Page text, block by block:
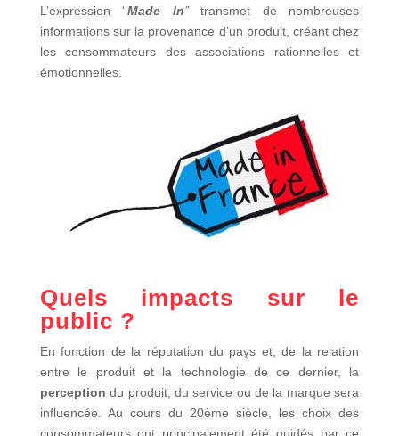
L’expression ‘’Made In’’ transmet de nombreuses
informations sur la provenance d’un produit, créant chez
les consommateurs des associations rationnelles et
émotionnelles.
Quels impacts sur le
public ?
En fonction de la réputation du pays et, de la relation
entre le produit et la technologie de ce dernier, la
perceptiondu produit, du service ou de la marque sera
influencée. Au cours du 20ème siècle, les choix des